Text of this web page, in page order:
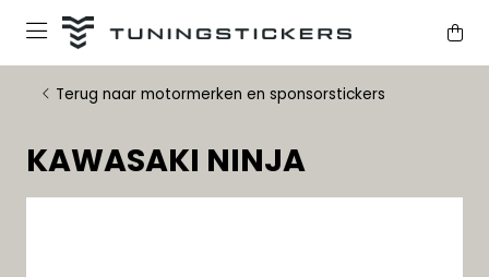
Terug naar motormerken en sponsorstickers
KAWASAKI NINJA